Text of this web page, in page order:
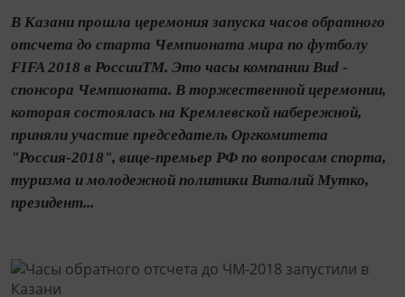
В Казани прошла церемония запуска часов обратного
отсчета до старта Чемпионата мира по футболу
FIFA 2018 в РоссииTM.​ Это часы компании Bud -
спонсора Чемпионата. В торжественной церемонии,
которая состоялась на Кремлевской набережной,
приняли участие председатель Оргкомитета
"Россия-2018", вице-премьер РФ по вопросам спорта,
туризма и молодежной политики Виталий Мутко,
президент...